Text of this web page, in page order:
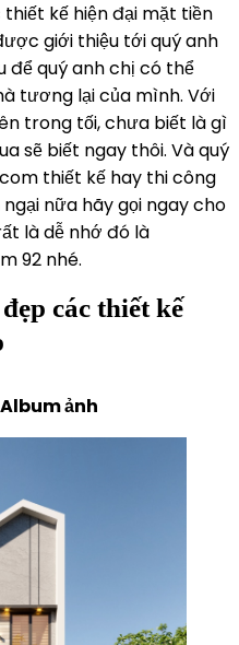
kế hiện đại mặt tiền
giới thiệu tới quý anh
để quý anh chị có thể
tương lại của mình. Với
trong tối, chưa biết là gì
sẽ biết ngay thôi. Và quý
thiết kế hay thi công
nữa hãy gọi ngay cho
là dễ nhớ đó là
92 nhé.
các thiết kế
ảnh